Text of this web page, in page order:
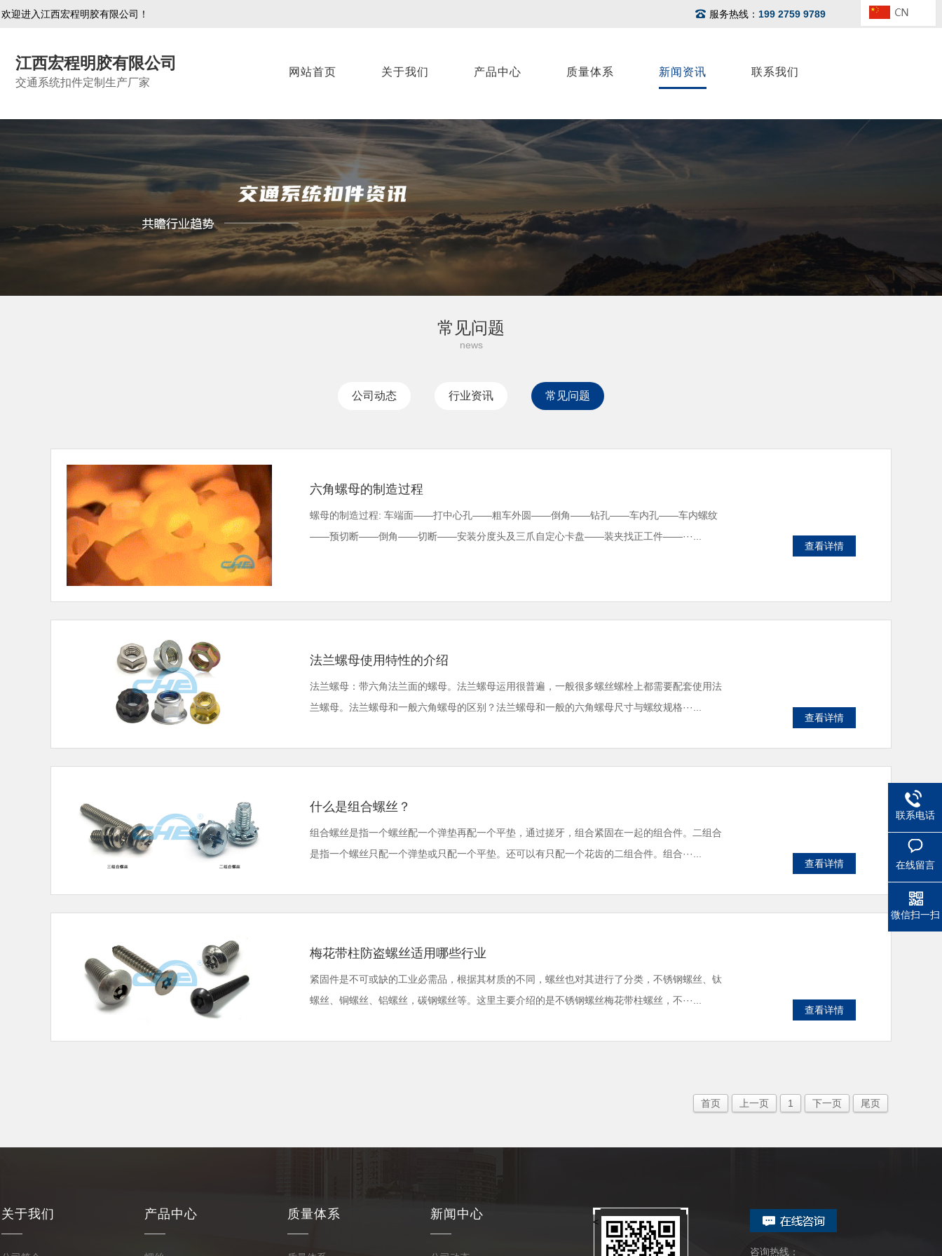
欢迎进入江西宏程明胶有限公司！ 服务热线： 199 2759 9789
江西宏程明胶有限公司
交通系统扣件定制生产厂家
网站首页 关于我们 产品中心 质量体系 新闻资讯 联系我们
常见问题
公司动态 行业资讯 常见问题
六角螺母的制造过程
螺母的制造过程: 车端面——打中心孔——粗车外圆——倒角——钻孔——车内孔——车内螺纹
——预切断——倒角——切断——安装分度头及三爪自定心卡盘——装夹找正工件——···...
查看详情
法兰螺母使用特性的介绍
法兰螺母：带六角法兰面的螺母。法兰螺母运用很普遍，一般很多螺丝螺栓上都需要配套使用法
兰螺母。法兰螺母和一般六角螺母的区别？法兰螺母和一般的六角螺母尺寸与螺纹规格···...
查看详情
什么是组合螺丝？
组合螺丝是指一个螺丝配一个弹垫再配一个平垫，通过搓牙，组合紧固在一起的组合件。二组合
是指一个螺丝只配一个弹垫或只配一个平垫。还可以有只配一个花齿的二组合件。组合···...
查看详情
梅花带柱防盗螺丝适用哪些行业
紧固件是不可或缺的工业必需品，根据其材质的不同，螺丝也对其进行了分类，不锈钢螺丝、钛
螺丝、铜螺丝、铝螺丝，碳钢螺丝等。这里主要介绍的是不锈钢螺丝梅花带柱螺丝，不···...
查看详情
首页 上一页 1 下一页 尾页
关于我们 产品中心 质量体系 新闻中心
<
咨询热线：
联系电话
在线留言
微信扫一扫